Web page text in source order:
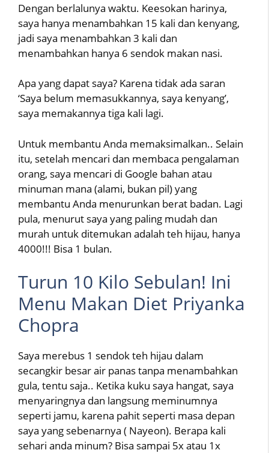
Dengan berlalunya waktu. Keesokan harinya,
saya hanya menambahkan 15 kali dan kenyang,
jadi saya menambahkan 3 kali dan
menambahkan hanya 6 sendok makan nasi.
Apa yang dapat saya? Karena tidak ada saran
‘Saya belum memasukkannya, saya kenyang’,
saya memakannya tiga kali lagi.
Untuk membantu Anda memaksimalkan.. Selain
itu, setelah mencari dan membaca pengalaman
orang, saya mencari di Google bahan atau
minuman mana (alami, bukan pil) yang
membantu Anda menurunkan berat badan. Lagi
pula, menurut saya yang paling mudah dan
murah untuk ditemukan adalah teh hijau, hanya
4000!!! Bisa 1 bulan.
Turun 10 Kilo Sebulan! Ini
Menu Makan Diet Priyanka
Chopra
Saya merebus 1 sendok teh hijau dalam
secangkir besar air panas tanpa menambahkan
gula, tentu saja.. Ketika kuku saya hangat, saya
menyaringnya dan langsung meminumnya
seperti jamu, karena pahit seperti masa depan
saya yang sebenarnya ( Nayeon). Berapa kali
sehari anda minum? Bisa sampai 5x atau 1x